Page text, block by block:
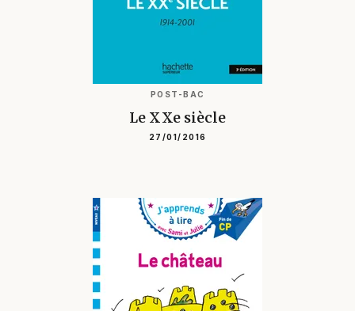
POST-BAC
Le XXe siècle
27/01/2016